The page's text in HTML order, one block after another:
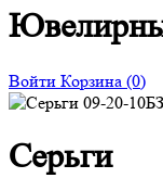
Войти Корзина (0)
Серьги